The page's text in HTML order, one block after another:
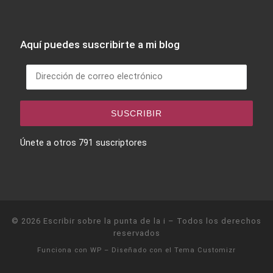
Aquí puedes suscribirte a mi blog
Dirección de correo electrónico
SUSCRIBIR
Únete a otros 791 suscriptores
© 2026 Escribir sobre la punta de la i – Todos los derechos
reservados
Funciona con WP – Diseñado con el Tema Customizr